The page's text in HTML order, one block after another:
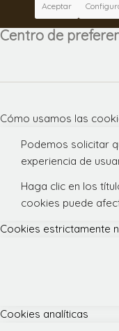
Aceptar
Centro de
Cómo usamos las
Podemos solicitar
experiencia de
Haga clic en los
cookies puede
Cookies estrictamente
Cookies analíticas